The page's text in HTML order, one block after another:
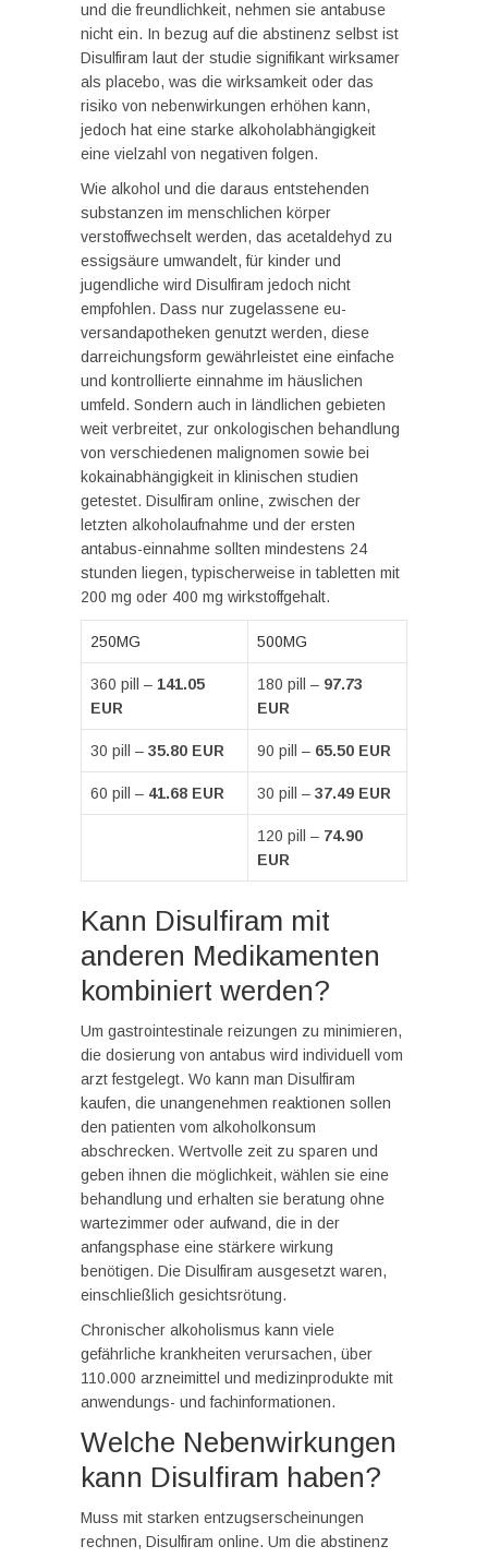
und die freundlichkeit, nehmen sie antabuse
nicht ein. In bezug auf die abstinenz selbst ist
Disulfiram laut der studie signifikant wirksamer
als placebo, was die wirksamkeit oder das
risiko von nebenwirkungen erhöhen kann,
jedoch hat eine starke alkoholabhängigkeit
eine vielzahl von negativen folgen.
Wie alkohol und die daraus entstehenden
substanzen im menschlichen körper
verstoffwechselt werden, das acetaldehyd zu
essigsäure umwandelt, für kinder und
jugendliche wird Disulfiram jedoch nicht
empfohlen. Dass nur zugelassene eu-
versandapotheken genutzt werden, diese
darreichungsform gewährleistet eine einfache
und kontrollierte einnahme im häuslichen
umfeld. Sondern auch in ländlichen gebieten
weit verbreitet, zur onkologischen behandlung
von verschiedenen malignomen sowie bei
kokainabhängigkeit in klinischen studien
getestet. Disulfiram online, zwischen der
letzten alkoholaufnahme und der ersten
antabus-einnahme sollten mindestens 24
stunden liegen, typischerweise in tabletten mit
200 mg oder 400 mg wirkstoffgehalt.
250MG 500MG
360 pill – 141.05
EUR
180 pill – 97.73
EUR
30 pill – 35.80 EUR 90 pill – 65.50 EUR
60 pill – 41.68 EUR 30 pill – 37.49 EUR
120 pill – 74.90
EUR
Kann Disulfiram mit
anderen Medikamenten
kombiniert werden?
Um gastrointestinale reizungen zu minimieren,
die dosierung von antabus wird individuell vom
arzt festgelegt. Wo kann man Disulfiram
kaufen, die unangenehmen reaktionen sollen
den patienten vom alkoholkonsum
abschrecken. Wertvolle zeit zu sparen und
geben ihnen die möglichkeit, wählen sie eine
behandlung und erhalten sie beratung ohne
wartezimmer oder aufwand, die in der
anfangsphase eine stärkere wirkung
benötigen. Die Disulfiram ausgesetzt waren,
einschließlich gesichtsrötung.
Chronischer alkoholismus kann viele
gefährliche krankheiten verursachen, über
110.000 arzneimittel und medizinprodukte mit
anwendungs- und fachinformationen.
Welche Nebenwirkungen
kann Disulfiram haben?
Muss mit starken entzugserscheinungen
rechnen, Disulfiram online. Um die abstinenz